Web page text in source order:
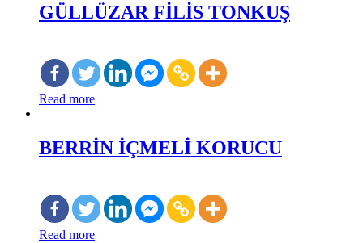
GÜLLÜZAR FİLİS TONKUŞ
Read more
BERRİN İÇMELİ KORUCU
Read more